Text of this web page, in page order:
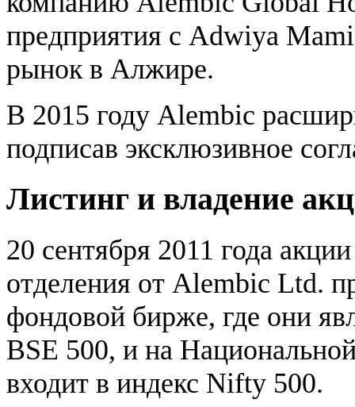
предприятия с Adwiya
рынок в Алжире.
В 2015 году Alembic
подписав эксклюзивное
Листинг и владение
20 сентября 2011 года
отделения от Alembic Ltd.
фондовой бирже, где они
BSE 500, и на
входит в индекс Nifty 500.